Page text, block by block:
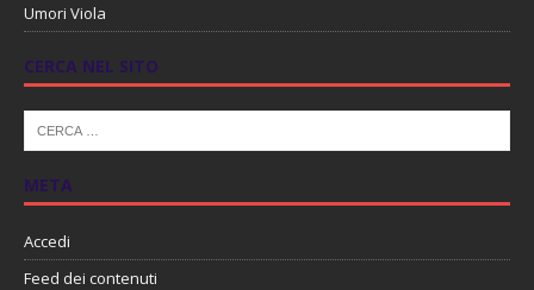
Umori Viola
CERCA NEL SITO
META
Accedi
Feed dei contenuti